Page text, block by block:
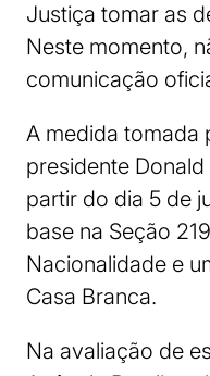
Justiça tomar as
Neste momento,
comunicação
A medida tomada
presidente
partir do dia 5 de
base na Seção
Nacionalidade e
Casa Branca.
Na avaliação de